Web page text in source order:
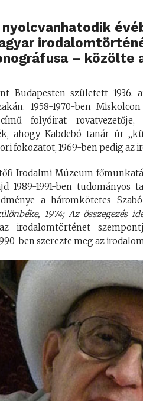
– közölte
Budapesten született 1936.
1958-1970-ben
folyóirat rovatvezetője,
ahogy Kabdebó tanár úr
fokozatot, 1969-ben pedig az
Irodalmi Múzeum
1989-1991-ben
a háromkötetes
1974; Az összegezés
irodalomtörténet
ben szerezte meg az